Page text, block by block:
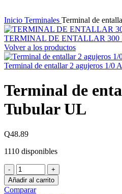
Inicio Terminales Terminal de
TERMINAL DE ENTALLAR 300
Volver a los productos
Terminal de entallar 2 agujeros 1/0
Terminal de
Tubular UL
Q48.89
1110 disponibles
Terminal
de
entallar
Añadir al carrito
Comparar